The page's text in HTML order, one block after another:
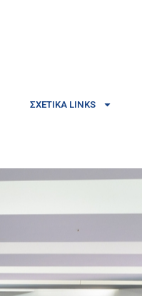
ΣΧΕΤΙΚΆ LINKS